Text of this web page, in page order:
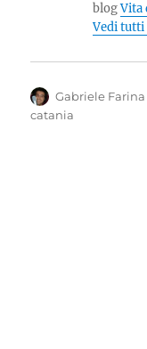
blogVita
Vedi tutti
Autore
Gabriele Farina
catania